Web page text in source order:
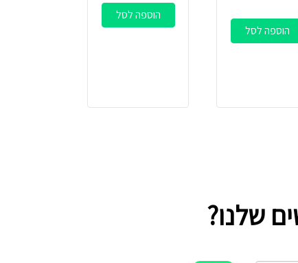
הוספה לסל
הוספה לסל
שלנו?